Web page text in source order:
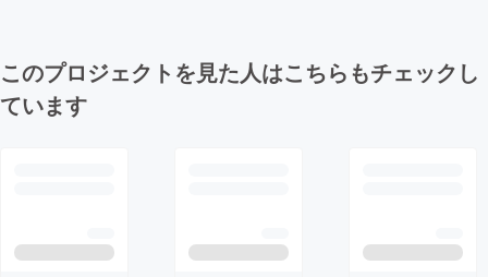
このプロジェクトを見た人はこちらもチェックし
ています